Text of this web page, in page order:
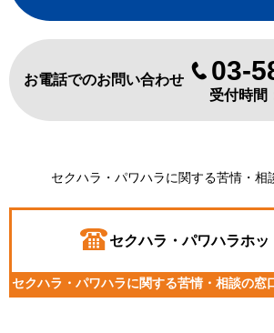
お電話でのお問い合わせ 03-
受付時間
セクハラ・パワハラに関する苦情・相
セクハラ・パワハラホッ
セクハラ・パワハラに関する苦情・相談の